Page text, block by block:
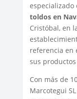
especializado
toldos en
Cristóbal, en
referencia en
sus
Con más de
Marcotegui